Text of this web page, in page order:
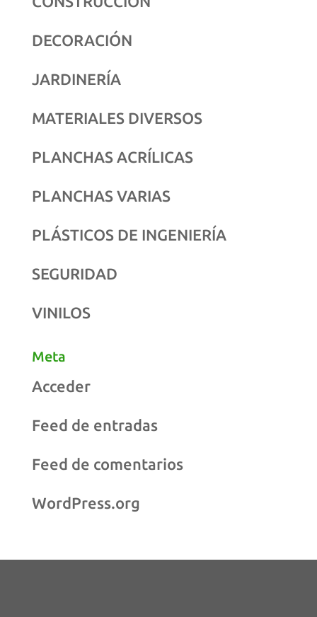
DECORACIÓN
JARDINERÍA
MATERIALES DIVERSOS
PLANCHAS ACRÍLICAS
PLANCHAS VARIAS
PLÁSTICOS DE INGENIERÍA
SEGURIDAD
VINILOS
Meta
Acceder
Feed de entradas
Feed de comentarios
WordPress.org